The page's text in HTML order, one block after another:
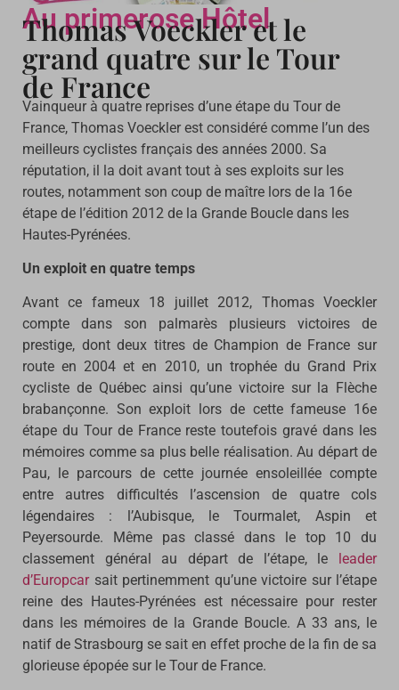
Au primerose Hôtel
Thomas Voeckler et le
grand quatre sur le Tour
de France
Vainqueur à quatre reprises d’une étape du Tour de
France, Thomas Voeckler est considéré comme l’un des
meilleurs cyclistes français des années 2000. Sa
réputation, il la doit avant tout à ses exploits sur les
routes, notamment son coup de maître lors de la 16e
étape de l’édition 2012 de la Grande Boucle dans les
Hautes-Pyrénées.
Un exploit en quatre temps
Avant ce fameux 18 juillet 2012, Thomas Voeckler
compte dans son palmarès plusieurs victoires de
prestige, dont deux titres de Champion de France sur
route en 2004 et en 2010, un trophée du Grand Prix
cycliste de Québec ainsi qu’une victoire sur la Flèche
brabançonne. Son exploit lors de cette fameuse 16e
étape du Tour de France reste toutefois gravé dans les
mémoires comme sa plus belle réalisation. Au départ de
Pau, le parcours de cette journée ensoleillée compte
entre autres difficultés l’ascension de quatre cols
légendaires : l’Aubisque, le Tourmalet, Aspin et
Peyersourde. Même pas classé dans le top 10 du
classement général au départ de l’étape, le
leader
d’Europcarsait pertinemment qu’une victoire sur l’étape
reine des Hautes-Pyrénées est nécessaire pour rester
dans les mémoires de la Grande Boucle. A 33 ans, le
natif de Strasbourg se sait en effet proche de la fin de sa
glorieuse épopée sur le Tour de France.